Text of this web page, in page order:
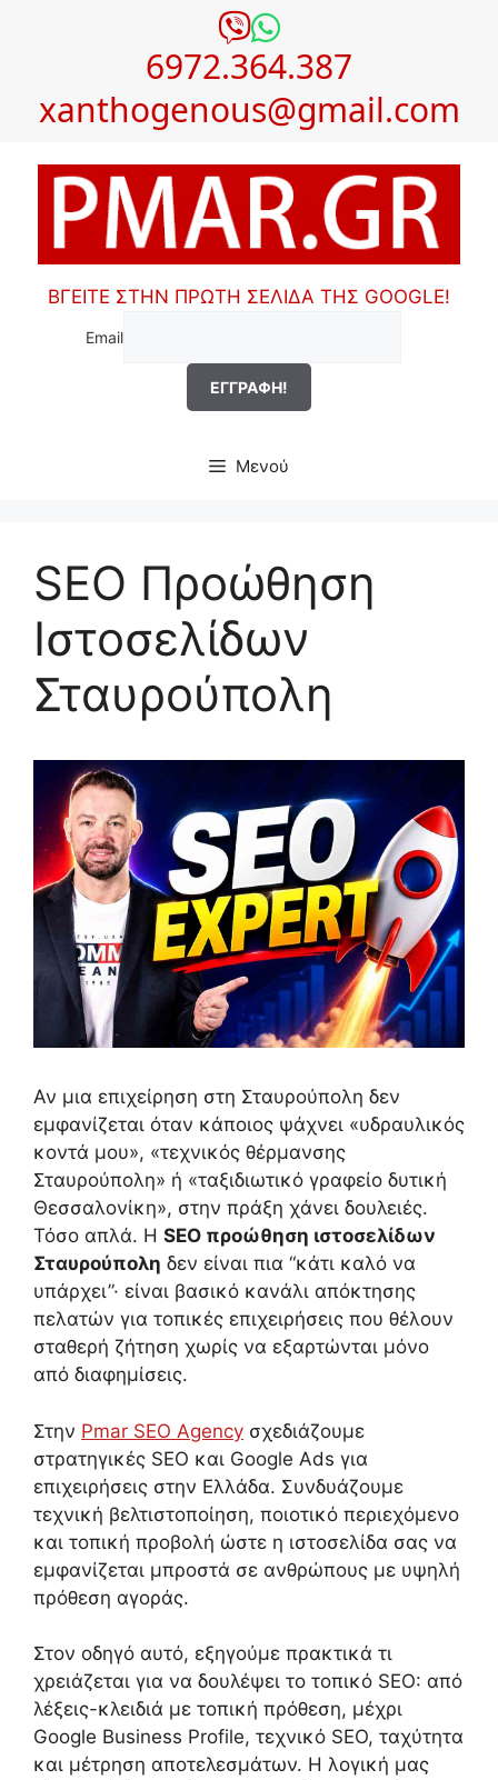
6972.364.387
xanthogenous@gmail.com
ΒΓΕΙΤΕ ΣΤΗΝ ΠΡΩΤΗ ΣΕΛΙΔΑ ΤΗΣ GOOGLE!
Email
Μενού
SEO Προώθηση
Ιστοσελίδων
Σταυρούπολη
Αν μια επιχείρηση στη Σταυρούπολη δεν
εμφανίζεται όταν κάποιος ψάχνει «υδραυλικός
κοντά μου», «τεχνικός θέρμανσης
Σταυρούπολη» ή «ταξιδιωτικό γραφείο δυτική
Θεσσαλονίκη», στην πράξη χάνει δουλειές.
Τόσο απλά. Η SEO προώθηση ιστοσελίδων
Σταυρούπολη δεν είναι πια “κάτι καλό να
υπάρχει”· είναι βασικό κανάλι απόκτησης
πελατών για τοπικές επιχειρήσεις που θέλουν
σταθερή ζήτηση χωρίς να εξαρτώνται μόνο
από διαφημίσεις.
Στην Pmar SEO Agency σχεδιάζουμε
στρατηγικές SEO και Google Ads για
επιχειρήσεις στην Ελλάδα. Συνδυάζουμε
τεχνική βελτιστοποίηση, ποιοτικό περιεχόμενο
και τοπική προβολή ώστε η ιστοσελίδα σας να
εμφανίζεται μπροστά σε ανθρώπους με υψηλή
πρόθεση αγοράς.
Στον οδηγό αυτό, εξηγούμε πρακτικά τι
χρειάζεται για να δουλέψει το τοπικό SEO: από
λέξεις-κλειδιά με τοπική πρόθεση, μέχρι
Google Business Profile, τεχνικό SEO, ταχύτητα
και μέτρηση αποτελεσμάτων. Η λογική μας